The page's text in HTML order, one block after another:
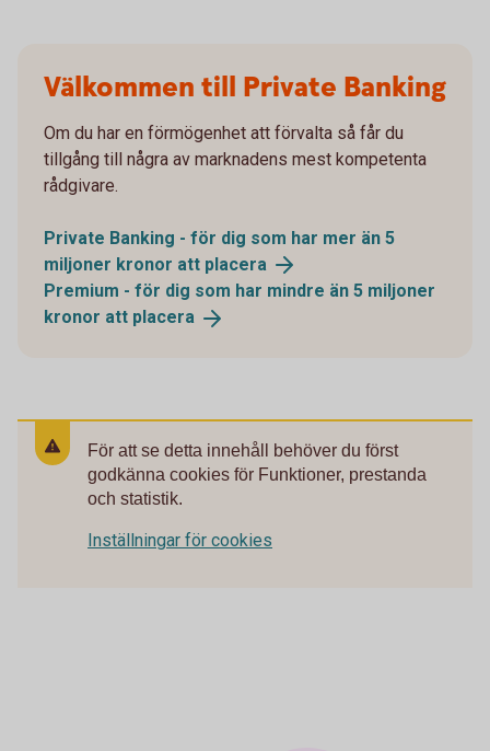
Välkommen till Private Banking
Om du har en förmögenhet att förvalta så får du
tillgång till några av marknadens mest kompetenta
rådgivare.
Private Banking - för dig som har mer än 5
miljoner kronor att placera
Premium - för dig som har mindre än 5 miljoner
kronor att placera
För att se detta innehåll behöver du först
godkänna cookies för Funktioner, prestanda
och statistik.
Inställningar för cookies